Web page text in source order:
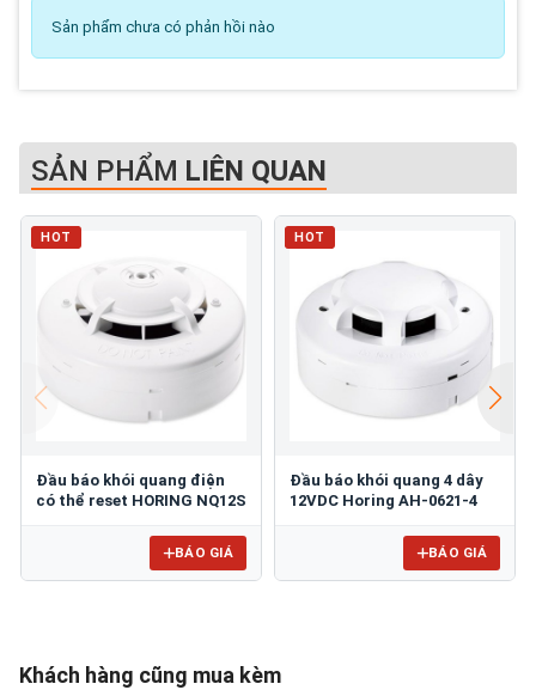
Sản phẩm chưa có phản hồi nào
SẢN PHẨM LIÊN QUAN
HOT
Đầu báo khói quang điện
có thể reset HORING NQ12S
BÁO GIÁ
HOT
Đầu báo khói quang 4 dây
12VDC Horing AH-0621-4
BÁO GIÁ
Khách hàng cũng mua kèm